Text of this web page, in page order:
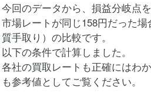
今回のデータから、損益分岐点
市場レートが同じ158円だった
質手取り）の比較です。
以下の条件で計算しました。
各社の買取レートも正確にはわ
も参考値としてご覧ください。